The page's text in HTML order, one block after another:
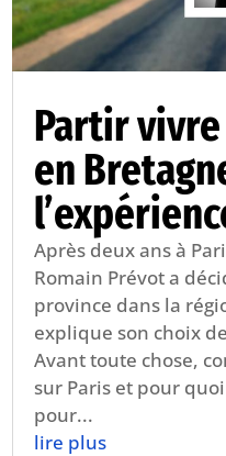
Partir vivre
en
Après deux ans à
Romain Prévot a
province dans la
explique son choix
Avant toute chose,
sur Paris et pour
pour...
lire plus